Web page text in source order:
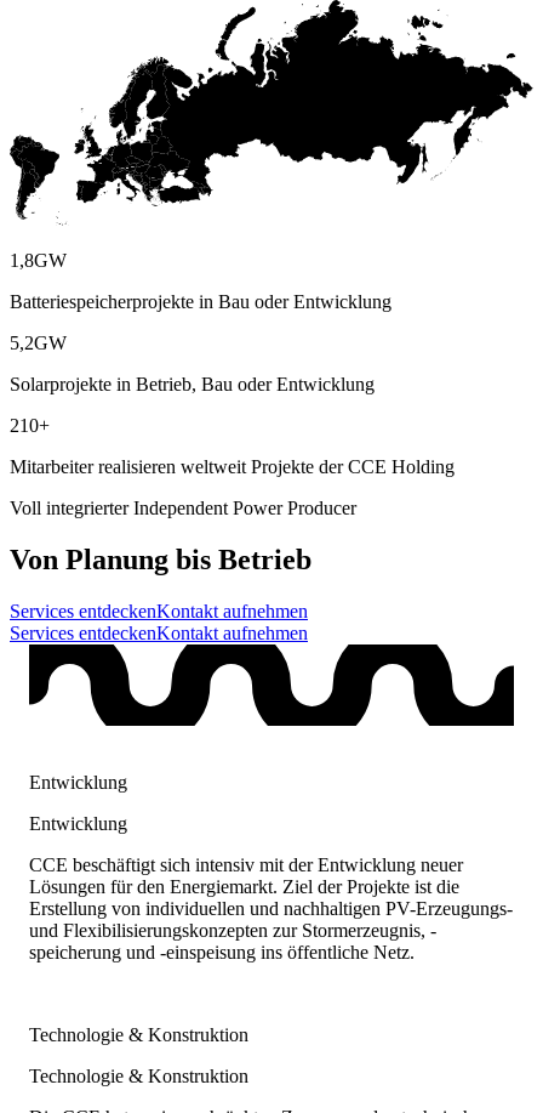
1,8GW
Batteriespeicherprojekte in Bau oder Entwicklung
5,2GW
Solarprojekte in Betrieb, Bau oder Entwicklung
210+
Mitarbeiter realisieren weltweit Projekte der CCE Holding
Voll integrierter Independent Power Producer
Von Planung bis Betrieb
Services entdeckenKontakt aufnehmen
Services entdeckenKontakt aufnehmen
Entwicklung
Entwicklung
CCE beschäftigt sich intensiv mit der Entwicklung neuer
Lösungen für den Energiemarkt. Ziel der Projekte ist die
Erstellung von individuellen und nachhaltigen PV-Erzeugungs-
und Flexibilisierungskonzepten zur Stormerzeugnis, -
speicherung und -einspeisung ins öffentliche Netz.
Technologie & Konstruktion
Technologie & Konstruktion